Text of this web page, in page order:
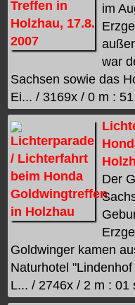
im
war
Sachsen sowie das
Ei... / 3169x / 0 m :
Der
Goldwinger kamen
Naturhotel
L... / 2746x / 2 m : 01